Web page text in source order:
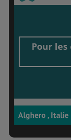
Pour les
Alghero , Italie